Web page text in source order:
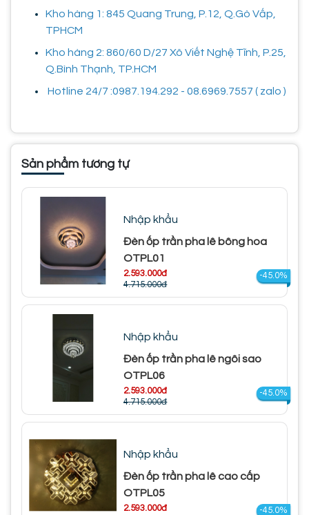
Kho hàng 1: 845 Quang Trung, P.12, Q.Gò Vấp,
TPHCM
Kho hàng 2: 860/60 D/27 Xô Viết Nghệ Tĩnh, P.25,
Q.Bình Thạnh, TP.HCM
Hotline 24/7 :0987.194.292 - 08.6969.7557 ( zalo )
Sản phẩm tương tự
Nhập khẩu
Đèn ốp trần pha lê bông hoa
OTPL01
2.593.000đ
4.715.000đ
-45.0%
Nhập khẩu
Đèn ốp trần pha lê ngôi sao
OTPL06
2.593.000đ
4.715.000đ
-45.0%
Nhập khẩu
Đèn ốp trần pha lê cao cấp
OTPL05
2.593.000đ
-45.0%